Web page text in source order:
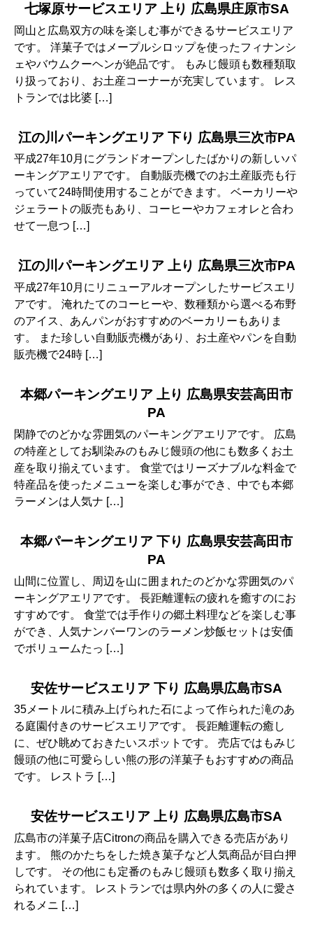
七塚原サービスエリア 上り 広島県庄原市SA
岡山と広島双方の味を楽しむ事ができるサービスエリア
です。 洋菓子ではメープルシロップを使ったフィナンシ
ェやバウムクーヘンが絶品です。 もみじ饅頭も数種類取
り扱っており、お土産コーナーが充実しています。 レス
トランでは比婆 […]
江の川パーキングエリア 下り 広島県三次市PA
平成27年10月にグランドオープンしたばかりの新しいパ
ーキングアエリアです。 自動販売機でのお土産販売も行
っていて24時間使用することができます。 ベーカリーや
ジェラートの販売もあり、コーヒーやカフェオレと合わ
せて一息つ […]
江の川パーキングエリア 上り 広島県三次市PA
平成27年10月にリニューアルオープンしたサービスエリ
アです。 淹れたてのコーヒーや、数種類から選べる布野
のアイス、あんパンがおすすめのベーカリーもありま
す。 また珍しい自動販売機があり、お土産やパンを自動
販売機で24時 […]
本郷パーキングエリア 上り 広島県安芸高田市
PA
閑静でのどかな雰囲気のパーキングアエリアです。 広島
の特産としてお馴染みのもみじ饅頭の他にも数多くお土
産を取り揃えています。 食堂ではリーズナブルな料金で
特産品を使ったメニューを楽しむ事ができ、中でも本郷
ラーメンは人気ナ […]
本郷パーキングエリア 下り 広島県安芸高田市
PA
山間に位置し、周辺を山に囲まれたのどかな雰囲気のパ
ーキングアエリアです。 長距離運転の疲れを癒すのにお
すすめです。 食堂では手作りの郷土料理などを楽しむ事
ができ、人気ナンバーワンのラーメン炒飯セットは安価
でボリュームたっ […]
安佐サービスエリア 下り 広島県広島市SA
35メートルに積み上げられた石によって作られた滝のあ
る庭園付きのサービスエリアです。 長距離運転の癒し
に、ぜひ眺めておきたいスポットです。 売店ではもみじ
饅頭の他に可愛らしい熊の形の洋菓子もおすすめの商品
です。 レストラ […]
安佐サービスエリア 上り 広島県広島市SA
広島市の洋菓子店Citronの商品を購入できる売店があり
ます。 熊のかたちをした焼き菓子など人気商品が目白押
しです。 その他にも定番のもみじ饅頭も数多く取り揃え
られています。 レストランでは県内外の多くの人に愛さ
れるメニ […]